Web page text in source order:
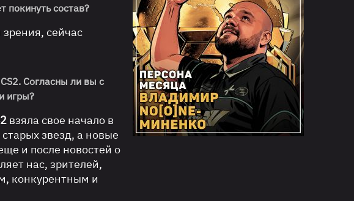
покинуть состав?
сейчас
Согласны ли вы с
игры?
взяла свое начало в
звезд, а новые
и после новостей о
нас, зрителей,
конкурентным и